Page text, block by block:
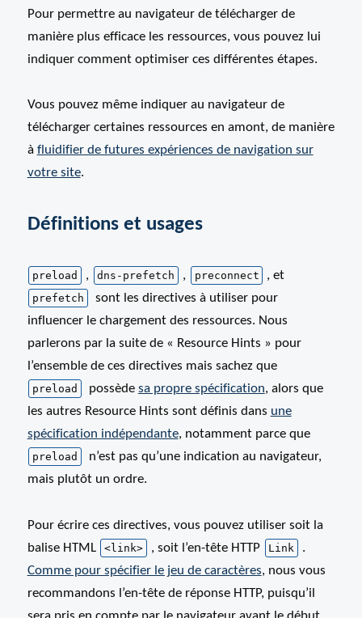
Pour permettre au navigateur de télécharger de
manière plus efficace les ressources, vous pouvez lui
indiquer comment optimiser ces différentes étapes.
Vous pouvez même indiquer au navigateur de
télécharger certaines ressources en amont, de manière
à fluidifier de futures expériences de navigation sur
votre site.
Définitions et usages
preload , dns-prefetch , preconnect , et
prefetch
sont les directives à utiliser pour
influencer le chargement des ressources. Nous
parlerons par la suite de « Resource Hints » pour
l’ensemble de ces directives mais sachez que
preload possède sa propre spécification, alors que
les autres Resource Hints sont définis dans une
spécification indépendante, notamment parce que
preload
n’est pas qu’une indication au navigateur,
mais plutôt un ordre.
Pour écrire ces directives, vous pouvez utiliser soit la
balise HTML
<link> , soit l’en-tête HTTP Link
.
Comme pour spécifier le jeu de caractères, nous vous
recommandons l’en-tête de réponse HTTP, puisqu’il